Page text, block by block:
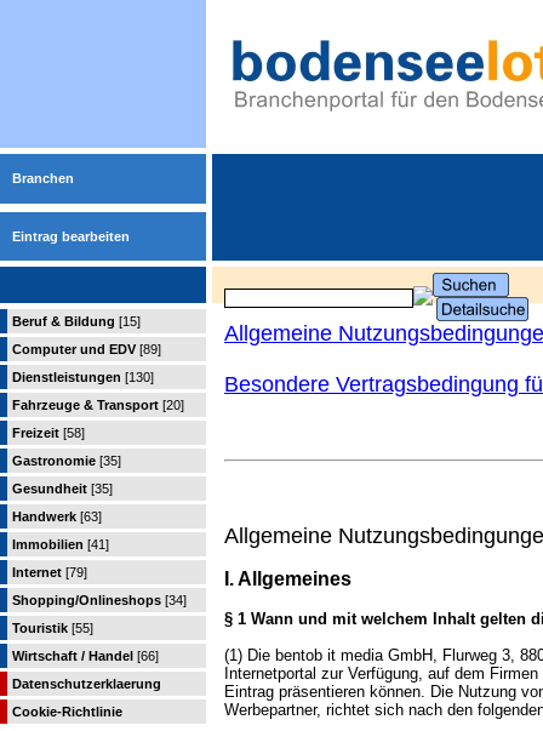
Branchen
Eintrag bearbeiten
Beruf & Bildung [15]
Computer und EDV [89]
Dienstleistungen [130]
Fahrzeuge & Transport [20]
Freizeit [58]
Gastronomie [35]
Gesundheit [35]
Handwerk [63]
Immobilien [41]
Internet [79]
Shopping/Onlineshops [34]
Touristik [55]
Wirtschaft / Handel [66]
Datenschutzerklaerung
Cookie-Richtlinie
Allgemeine
Besondere Vertragsbedingung
Allgemeine
I. Allgemeines
§ 1 Wann und mit welchem Inhalt gelten
(1) Die bentob it media GmbH, Flurweg 3,
Internetportal zur Verfügung, auf dem Firmen
Eintrag präsentieren können. Die Nutzung
Werbepartner, richtet sich nach den